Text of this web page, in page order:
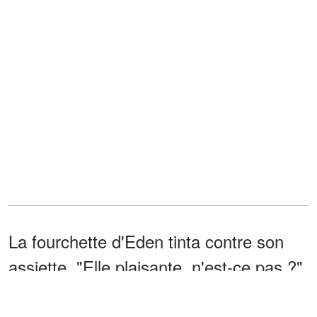
La fourchette d'Eden tinta contre son
assiette. "Elle plaisante, n'est-ce pas ?"